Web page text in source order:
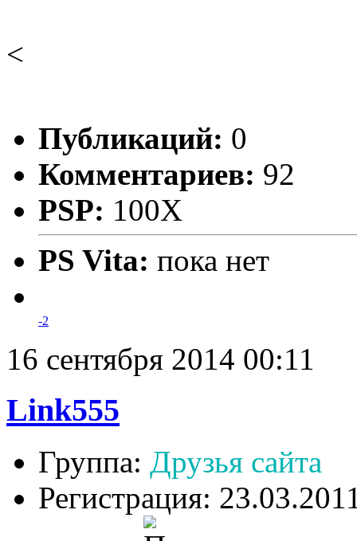
<
Публикаций: 0
Комментариев: 92
PSP: 100X
PS Vita: пока нет
-2
16 сентября 2014 00:11
Link555
Группа: Друзья сайта
Регистрация: